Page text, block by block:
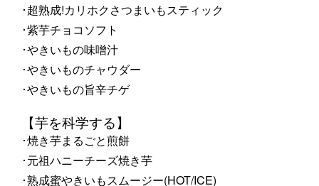
･超熟成!カリホクさつまいもスティック
･紫芋チョコソフト
･やきいもの味噌汁
･やきいものチャウダー
･やきいもの旨辛チゲ
【芋を科学する】
･焼き芋まるごと煎餅
･元祖ハニーチーズ焼き芋
･熟成蜜やきいもスムージー(HOT/ICE)